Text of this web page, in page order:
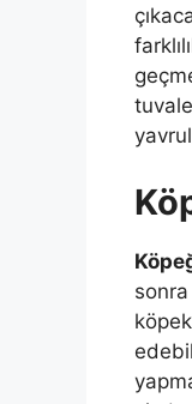
sonra